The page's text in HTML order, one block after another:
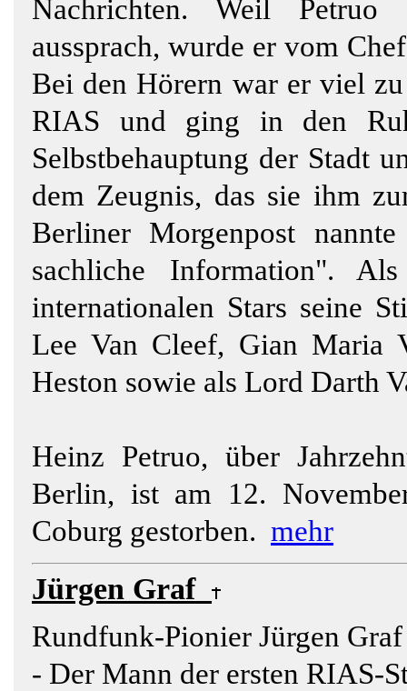
Nachrichten. Weil Petruo
aussprach, wurde er vom
Bei den Hörern war er viel
RIAS und ging in den
Selbstbehauptung der Stadt
dem Zeugnis, das sie ihm
Berliner Morgenpost
sachliche Information".
internationalen Stars seine
Lee Van Cleef, Gian Maria
Heston sowie als Lord Darth
Heinz Petruo, über
Berlin, ist am 12.
Coburg gestorben. mehr
Jürgen Graf
Rundfunk-Pionier Jürgen Graf
- Der Mann der ersten RIAS-